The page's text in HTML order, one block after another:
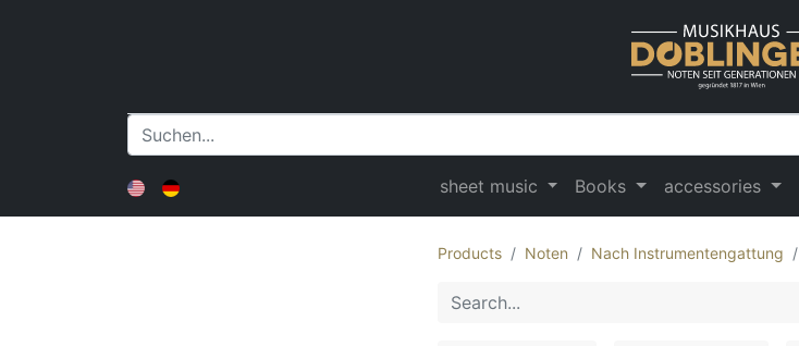
sheet music Books accessories
Products Noten Nach Instrumentengattung